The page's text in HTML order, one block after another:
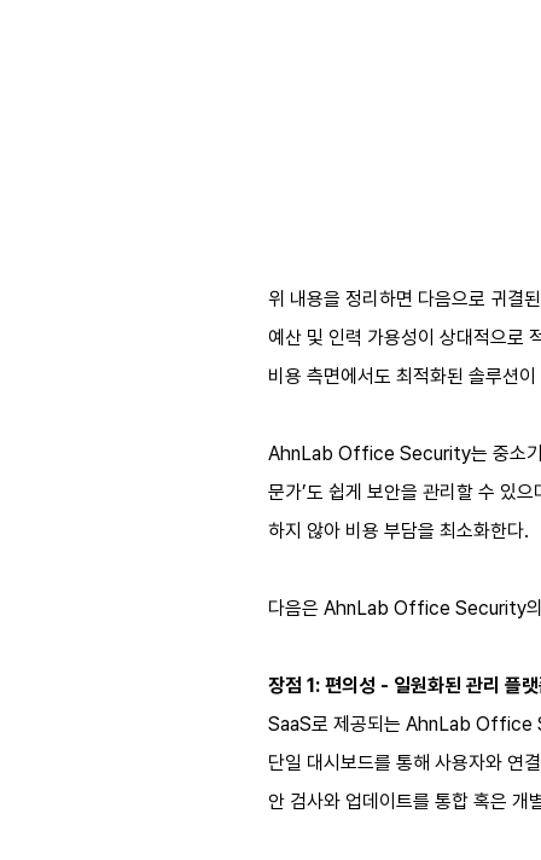
위 내용을 정리하면 다음으로 귀결
예산 및 인력 가용성이 상대적으로
비용 측면에서도 최적화된 솔루션
AhnLab Office Security는 중소기
문가’도 쉽게 보안을 관리할 수 있
하지 않아 비용 부담을 최소화한다.
다음은 AhnLab Office Security의
장점 1: 편의성 - 일원화된 관리 플
SaaS로 제공되는 AhnLab Office
단일 대시보드를 통해 사용자와 연
안 검사와 업데이트를 통합 혹은 개